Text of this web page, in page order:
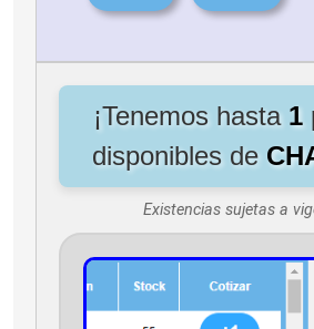
¡Tenemos hasta 1
disponibles de
Existencias sujetas a